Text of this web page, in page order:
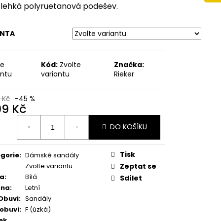
polyruetanová podešev.
Kód: Zvolte
variantu
Značka:
Rieker
Kč –45 %
Kč
DO KOŠÍKU
: Dámské sandály
Zvolte variantu
:
Bílá
:
Letní
: Sandály
: F (úzká)
Tisk
Zeptat se
Sdílet
NA VYŠŠÍM KLÍNKU